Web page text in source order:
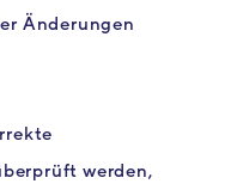
Änderungen
werden,